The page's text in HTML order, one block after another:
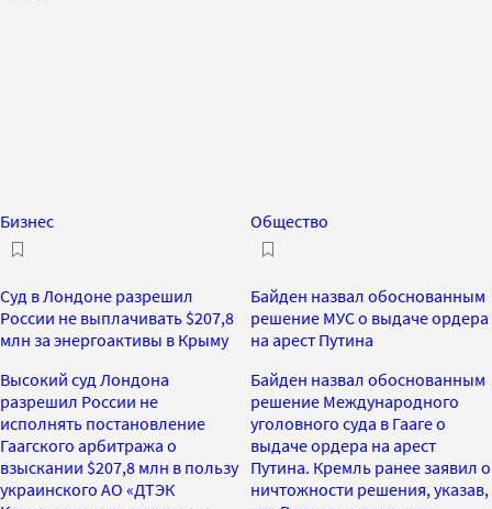
Бизнес
Суд в Лондоне разрешил
России не выплачивать $207,8
млн за энергоактивы в Крыму
Высокий суд Лондона
разрешил России не
исполнять постановление
Гаагского арбитража о
взыскании $207,8 млн в пользу
украинского АО «ДТЭК
Общество
Байден назвал обоснованным
решение МУС о выдаче ордера
на арест Путина
Байден назвал обоснованным
решение Международного
уголовного суда в Гааге о
выдаче ордера на арест
Путина. Кремль ранее заявил о
ничтожности решения, указав,